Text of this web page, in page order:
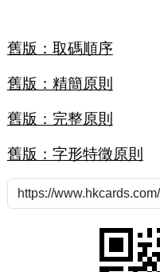
舊版：取碼順序
舊版：精簡原則
舊版：完整原則
舊版：字形特徵原則